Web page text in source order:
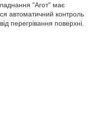
"Агот" має
автоматичний контроль
перегрівання поверхні.